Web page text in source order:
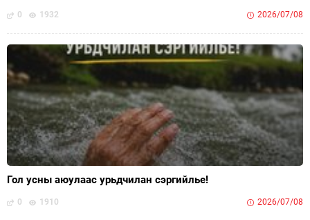
0 1932 2026/07/08
Гол усны аюулаас урьдчилан сэргийлье!
0 1910 2026/07/08